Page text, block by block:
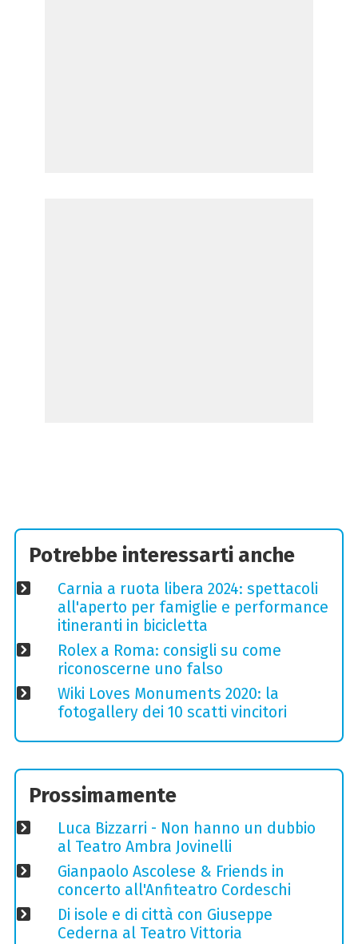
Potrebbe interessarti anche
Carnia a ruota libera 2024: spettacoli
all'aperto per famiglie e performance
itineranti in bicicletta
Rolex a Roma: consigli su come
riconoscerne uno falso
Wiki Loves Monuments 2020: la
fotogallery dei 10 scatti vincitori
Prossimamente
Luca Bizzarri - Non hanno un dubbio
al Teatro Ambra Jovinelli
Gianpaolo Ascolese & Friends in
concerto all'Anfiteatro Cordeschi
Di isole e di città con Giuseppe
Cederna al Teatro Vittoria